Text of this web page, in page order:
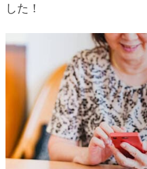
した！